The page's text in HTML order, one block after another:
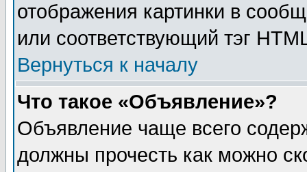
отображения картинки в
или соответствующий тэг
Вернуться к началу
Что такое «Объявление»?
Объявление чаще всего
должны прочесть как можно